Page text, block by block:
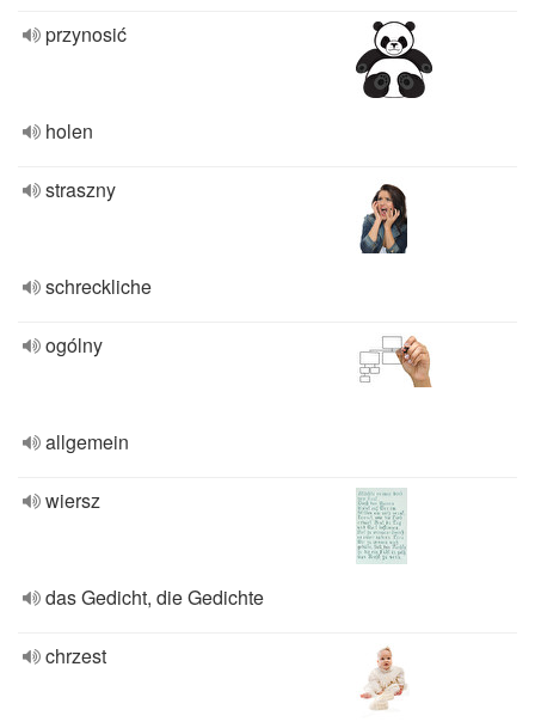
przynosić
holen
straszny
schreckliche
ogólny
allgemein
wiersz
das Gedicht, die Gedichte
chrzest